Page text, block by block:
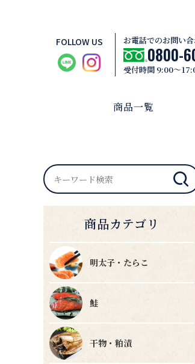
FOLLOW US お電話でのお問い
0800-
受付時間 9:00～
商品一覧
商品カテゴリ
明太子・たらこ
鮭
干物・粕漬